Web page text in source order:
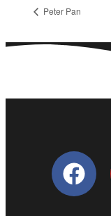
Peter Pan